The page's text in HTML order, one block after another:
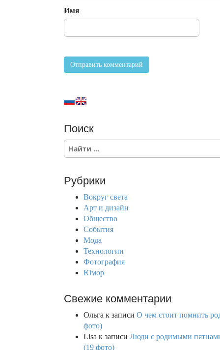
Имя
Поиск
S
c
Рубрики
Вокруг света
Арт и дизайн
Общество
События
Мода
Технологии
Фотография
Юмор
Свежие комментарии
Ольга к записи О чем стоит помнить
фото)
Lisa к записи Люди с родимыми
(19 фото)